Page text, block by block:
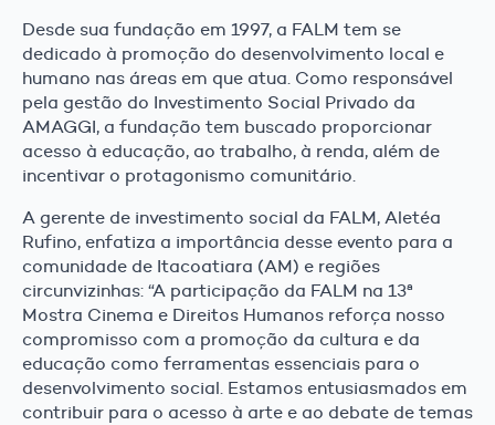
Desde sua fundação em 1997, a FALM tem se
dedicado à promoção do desenvolvimento local e
humano nas áreas em que atua. Como responsável
pela gestão do Investimento Social Privado da
AMAGGI, a fundação tem buscado proporcionar
acesso à educação, ao trabalho, à renda, além de
incentivar o protagonismo comunitário.
A gerente de investimento social da FALM, Aletéa
Rufino, enfatiza a importância desse evento para a
comunidade de Itacoatiara (AM) e regiões
circunvizinhas: “A participação da FALM na 13ª
Mostra Cinema e Direitos Humanos reforça nosso
compromisso com a promoção da cultura e da
educação como ferramentas essenciais para o
desenvolvimento social. Estamos entusiasmados em
contribuir para o acesso à arte e ao debate de temas